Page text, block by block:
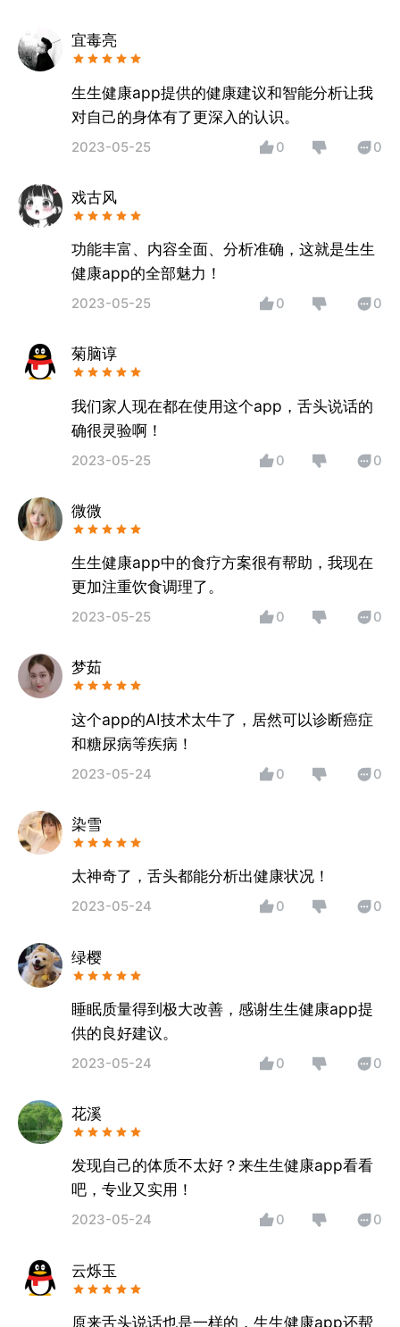
宜毒亮
生生健康app提供的健康建议和智能分析让我
对自己的身体有了更深入的认识。
2023-05-25 0 0
戏古风
功能丰富、内容全面、分析准确，这就是生生
健康app的全部魅力！
2023-05-25 0 0
菊脑谆
我们家人现在都在使用这个app，舌头说话的
确很灵验啊！
2023-05-25 0 0
微微
生生健康app中的食疗方案很有帮助，我现在
更加注重饮食调理了。
2023-05-25 0 0
梦茹
这个app的AI技术太牛了，居然可以诊断癌症
和糖尿病等疾病！
2023-05-24 0 0
染雪
太神奇了，舌头都能分析出健康状况！
2023-05-24 0 0
绿樱
睡眠质量得到极大改善，感谢生生健康app提
供的良好建议。
2023-05-24 0 0
花溪
发现自己的体质不太好？来生生健康app看看
吧，专业又实用！
2023-05-24 0 0
云烁玉
原来舌头说话也是一样的，生生健康app还帮